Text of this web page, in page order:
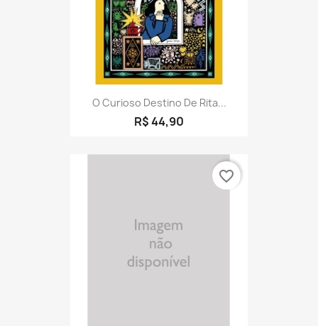
O Curioso Destino De Rita...
R$ 44,90
favorite_border